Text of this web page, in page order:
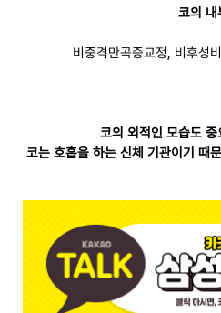
코의 내
비중격만곡증교정, 비후성
코의 외적인 모습도
코는 호흡을 하는 신체 기관이기 때